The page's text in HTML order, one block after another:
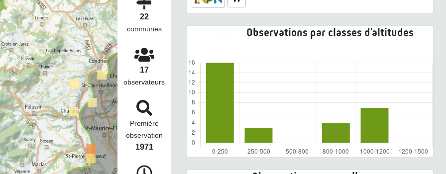
22
communes
17
observateurs
Première
observation
1971
Observations par classes d'altitudes